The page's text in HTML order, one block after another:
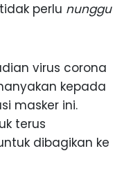
perlu nunggu
virus corona
kepada
masker ini.
terus
dibagikan ke